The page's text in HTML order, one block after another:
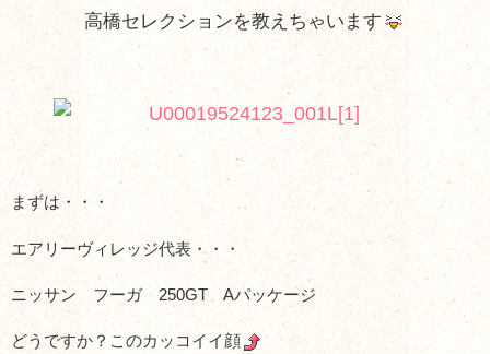
高橋セレクションを教えちゃいます
まずは・・・
エアリーヴィレッジ代表・・・
ニッサン フーガ 250GT Aパッケージ
どうですか？このカッコイイ顔